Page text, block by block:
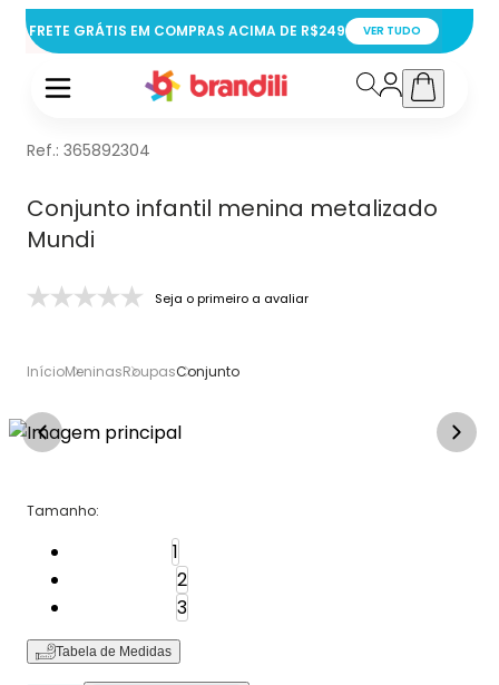
FRETE GRÁTIS EM COMPRAS ACIMA DE R$249 VER TUDO
Ref.: 365892304
Conjunto infantil menina metalizado
Mundi
Seja o primeiro a avaliar
InícioMeninasRoupasConjunto
Tamanho:
1
2
3
Tabela de Medidas